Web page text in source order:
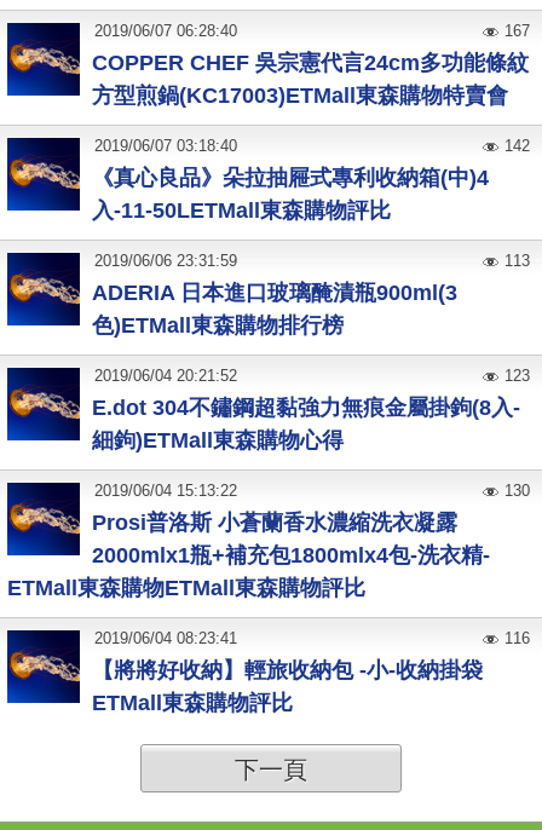
COPPER CHEF 吳宗憲代言24cm多功能條紋
方型煎鍋(KC17003)ETMall東森購物特賣會
2019/06/07 06:28:40 167
《真心良品》朵拉抽屜式專利收納箱(中)4
入-11-50LETMall東森購物評比
2019/06/07 03:18:40 142
ADERIA 日本進口玻璃醃漬瓶900ml(3
色)ETMall東森購物排行榜
2019/06/06 23:31:59 113
E.dot 304不鏽鋼超黏強力無痕金屬掛鉤(8入-
細鉤)ETMall東森購物心得
2019/06/04 20:21:52 123
Prosi普洛斯 小蒼蘭香水濃縮洗衣凝露
2000mlx1瓶+補充包1800mlx4包-洗衣精-
ETMall東森購物ETMall東森購物評比
2019/06/04 15:13:22 130
【將將好收納】輕旅收納包 -小-收納掛袋
ETMall東森購物評比
2019/06/04 08:23:41 116
下一頁